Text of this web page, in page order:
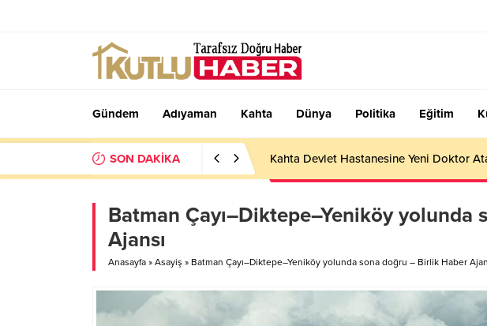
Gündem Adıyaman Kahta Dünya Politika Eğitim
SON DAKİKA Kahta Devlet Hastanesine Yeni Doktor
Batman Çayı–Diktepe–Yeniköy
Ajansı
Anasayfa » Asayiş » Batman Çayı–Diktepe–Yeniköy yolunda sona doğru – Birlik Haber